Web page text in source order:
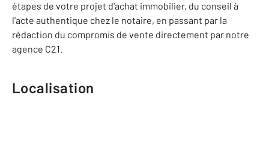
étapes de votre projet d'achat immobilier, du conseil à
l'acte authentique chez le notaire, en passant par la
rédaction du compromis de vente directement par notre
agence C21.
Localisation